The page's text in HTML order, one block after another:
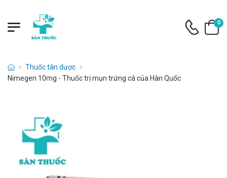
0
Thuốc tân dược
Nimegen 10mg - Thuốc trị mụn trứng cá của Hàn Quốc